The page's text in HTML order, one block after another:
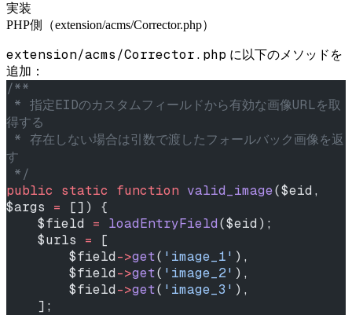
実装
PHP側（extension/acms/Corrector.php）
extension/acms/Corrector.php に以下のメソッドを
追加：
/**
得する
す
*/
public static function valid_image($eid,
$args = []) {
    $field
= loadEntryField($eid);
    $urls
= [
        $field
->get( 'image_1' ),
        $field
->get( 'image_2' ),
        $field
->get( 'image_3' ),
    ];